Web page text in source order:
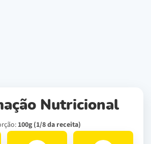
Nutricional
100g (1/8 da receita)